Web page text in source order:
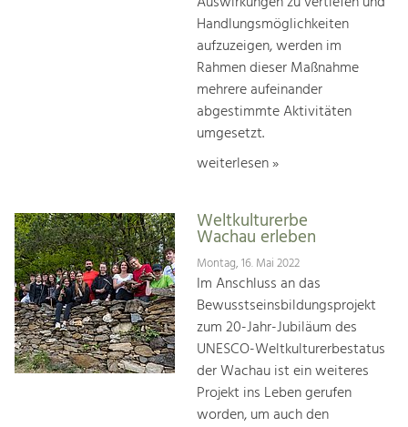
Handlungsmöglichkeiten
aufzuzeigen, werden im
Rahmen dieser Maßnahme
mehrere aufeinander
abgestimmte Aktivitäten
umgesetzt.
weiterlesen »
Weltkulturerbe
Wachau erleben
Montag, 16. Mai 2022
Im Anschluss an das
Bewusstseinsbildungsprojekt
zum 20-Jahr-Jubiläum des
UNESCO-Weltkulturerbestatus
der Wachau ist ein weiteres
Projekt ins Leben gerufen
worden, um auch den